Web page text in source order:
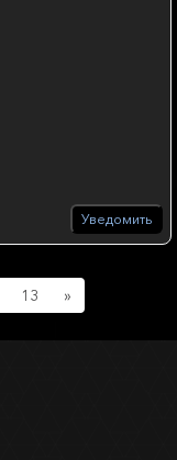
Уведомить
13 »Next